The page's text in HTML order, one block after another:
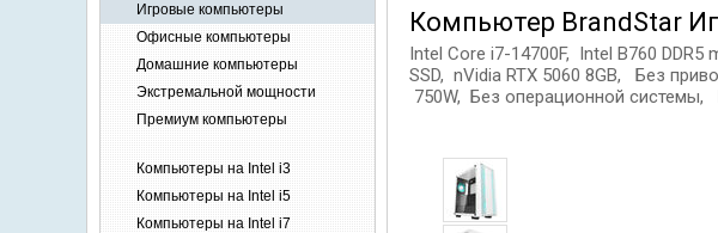
Игровые компьютеры
Офисные компьютеры
Домашние компьютеры
Экстремальной мощности
Премиум компьютеры
Компьютеры на Intel i3
Компьютеры на Intel i5
Компьютеры на Intel i7
Компьютер BrandStar
Intel Core i7-14700F, Intel B760 DDR5
SSD, nVidia RTX 5060 8GB, Без
750W, Без операционной системы,